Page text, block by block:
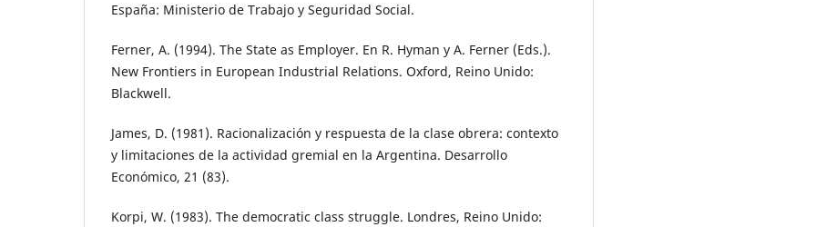
España: Ministerio de Trabajo y Seguridad Social.
Ferner, A. (1994). The State as Employer. En R. Hyman y A. Ferner (Eds.).
New Frontiers in European Industrial Relations. Oxford, Reino Unido:
Blackwell.
James, D. (1981). Racionalización y respuesta de la clase obrera: contexto
y limitaciones de la actividad gremial en la Argentina. Desarrollo
Económico, 21 (83).
Korpi, W. (1983). The democratic class struggle. Londres, Reino Unido: